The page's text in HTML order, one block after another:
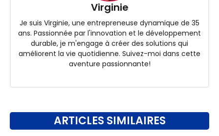
Virginie
Je suis Virginie, une entrepreneuse dynamique de 35
ans. Passionnée par l'innovation et le développement
durable, je m'engage à créer des solutions qui
améliorent la vie quotidienne. Suivez-moi dans cette
aventure passionnante!
ARTICLES SIMILAIRES